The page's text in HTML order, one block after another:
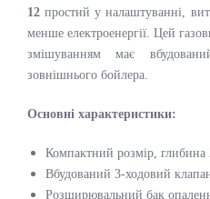
12 простий у налаштуванні,
менше електроенергії. Цей
змішуванням має
зовнішнього бойлера.
Основні характеристики:
Компактний розмір,
Вбудований 3-ходовий
Розширювальний бак